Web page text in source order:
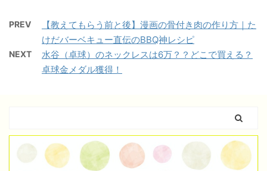
PREV
【教えてもらう前と後】漫画の骨付き肉の作り方｜た
けだバーベキュー直伝のBBQ神レシピ
NEXT
水谷（卓球）のネックレスは6万？？どこで買える？
卓球金メダル獲得！